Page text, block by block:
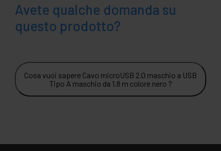
Avete qualche domanda su
questo prodotto?
Cosa vuoi sapere Cavo microUSB 2.0 maschio a USB
Tipo A maschio da 1.8 m colore nero ?